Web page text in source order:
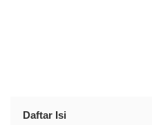
Daftar Isi